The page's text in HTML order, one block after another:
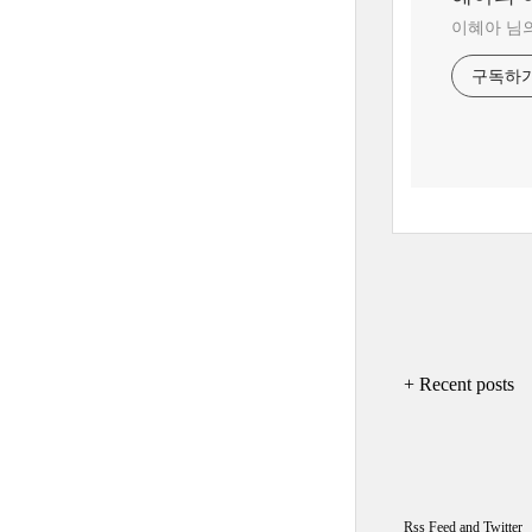
이혜아 님
구독하
+ Recent posts
Rss Feedand Twitter